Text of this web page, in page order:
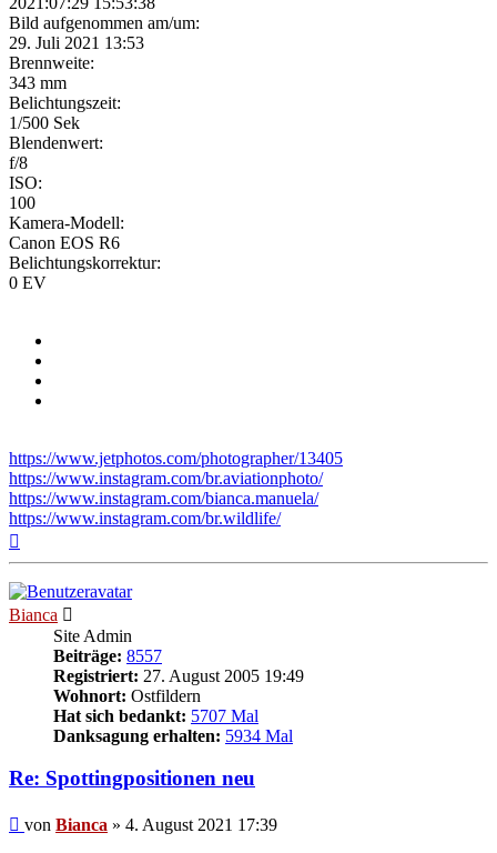
Bild aufgenommen am/um:
29. Juli 2021 13:53
Brennweite:
343 mm
Belichtungszeit:
1/500 Sek
Blendenwert:
f/8
ISO:
100
Kamera-Modell:
Canon EOS R6
Belichtungskorrektur:
0 EV
https://www.jetphotos.com/photographer/13405
https://www.instagram.com/br.aviationphoto/
https://www.instagram.com/bianca.manuela/
https://www.instagram.com/br.wildlife/
Bianca
Site Admin
Beiträge: 8557
Registriert: 27. August 2005 19:49
Wohnort: Ostfildern
Hat sich bedankt: 5707 Mal
Danksagung erhalten: 5934 Mal
Re: Spottingpositionen neu
Beitrag
von Bianca » 4. August 2021 17:39